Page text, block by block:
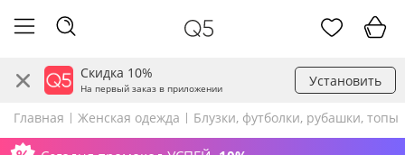
Скидка 10%
На первый заказ в приложении Установить
Главная Женская одежда Блузки, футболки, рубашки, топы